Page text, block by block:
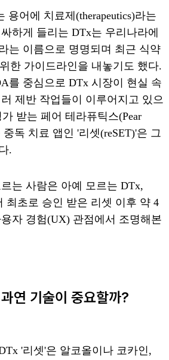
용어에 치료제(therapeutics)라는
하게 들리는 DTx는 우리나라에
는 이름으로 명명되며 최근 식약
한 가이드라인을 내놓기도 했다.
를 중심으로 DTx 시장이 현실 속
제반 작업들이 이루어지고 있으
받는 페어 테라퓨틱스(Pear
중독 치료 앱인 '리셋(reSET)'은 그
.
는 사람은 아예 모르는 DTx,
최초로 승인 받은 리셋 이후 약 4
자 경험(UX) 관점에서 조명해본
연 기술이 중요할까?
'리셋'은 알코올이나 코카인,